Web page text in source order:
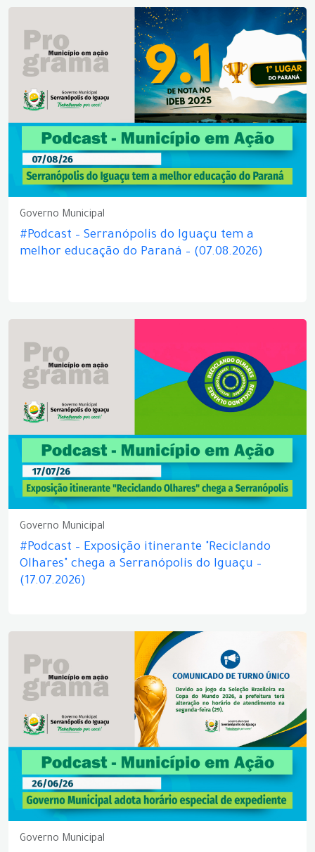
Governo Municipal
#Podcast – Serranópolis do Iguaçu tem a
melhor educação do Paraná – (07.08.2026)
Governo Municipal
#Podcast – Exposição itinerante "Reciclando
Olhares" chega a Serranópolis do Iguaçu –
(17.07.2026)
Governo Municipal